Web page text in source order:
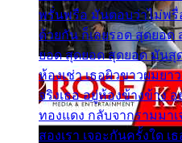
พรั่นพรือ มันตอบว่าไม่พรื่
ด้วยกัน ก็เลยรอด สุดยอ
ยอด สุดยอด สุดยอด มันสุ
ห้องเช่า เธอผิวขาวผมยา
จริงเธอ อยู่ห้องข้างข้าง
ทองแดง กลับจากรามมา
สองเรา เจอะกันครั้งใด เ